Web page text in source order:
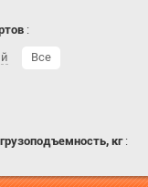
:
Все
кг: